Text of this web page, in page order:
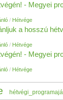
- Megyei
/ Hétvége
a hosszú
/ Hétvége
- Megyei
/ Hétvége